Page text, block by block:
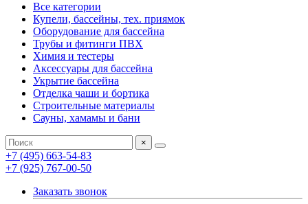
Все категории
Купели, бассейны, тех. приямок
Оборудование для бассейна
Трубы и фитинги ПВХ
Химия и тестеры
Аксессуары для бассейна
Укрытие бассейна
Отделка чаши и бортика
Строительные материалы
Сауны, хамамы и бани
×
+7 (495) 663-54-83
+7 (925) 767-00-50
Заказать звонок